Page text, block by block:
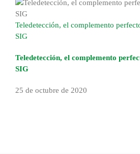
Teledetección, el complemento
SIG
Teledetección, el complemento
SIG
25 de octubre de 2020